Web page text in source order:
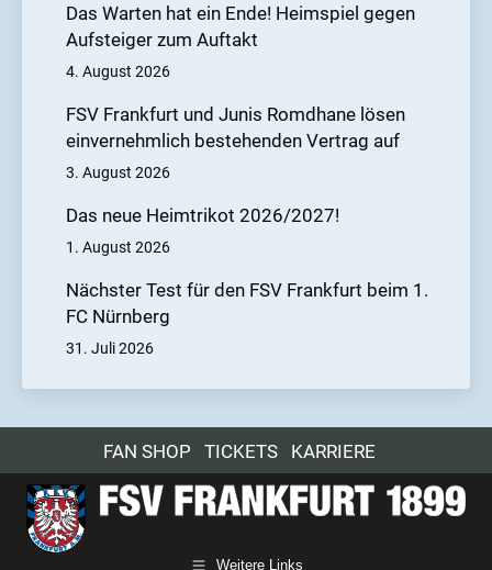
Das Warten hat ein Ende! Heimspiel gegen
Aufsteiger zum Auftakt
4. August 2026
FSV Frankfurt und Junis Romdhane lösen
einvernehmlich bestehenden Vertrag auf
3. August 2026
Das neue Heimtrikot 2026/2027!
1. August 2026
Nächster Test für den FSV Frankfurt beim 1.
FC Nürnberg
31. Juli 2026
FAN SHOP TICKETS KARRIERE
Weitere Links